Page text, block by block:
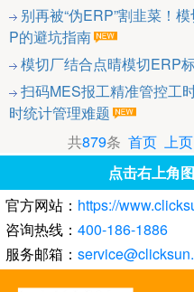
别再被“伪ERP”割韭菜！
P的避坑指南
模切厂结合点晴模切ERP
扫码MES报工精准管控工
时统计管理难题
共879条 首页 上页
点击右上角
官方网站： https://
咨询热线： 400-186-1886
服务邮箱：